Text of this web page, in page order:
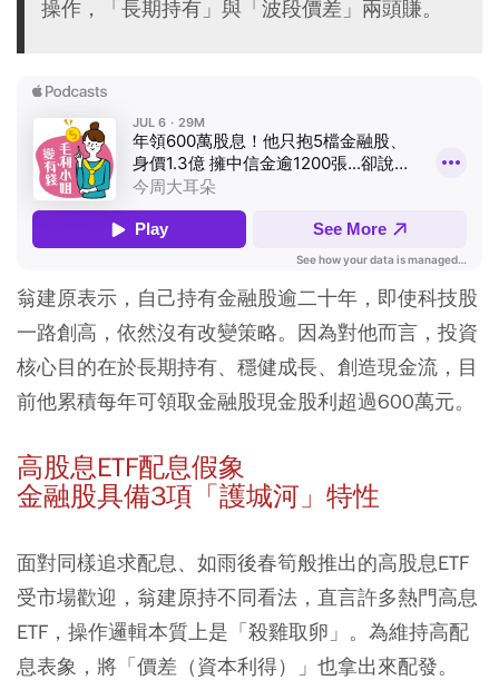
操作，「長期持有」與「波段價差」兩頭賺。
翁建原表示，自己持有金融股逾二十年，即使科技股
一路創高，依然沒有改變策略。因為對他而言，投資
核心目的在於長期持有、穩健成長、創造現金流，目
前他累積每年可領取金融股現金股利超過600萬元。
高股息ETF配息假象
金融股具備3項「護城河」特性
面對同樣追求配息、如雨後春筍般推出的高股息ETF
受市場歡迎，翁建原持不同看法，直言許多熱門高息
ETF，操作邏輯本質上是「殺雞取卵」。為維持高配
息表象，將「價差（資本利得）」也拿出來配發。